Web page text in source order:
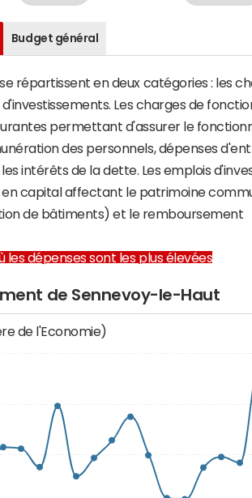
Budget général
répartissent en deux catégories : les
Les charges de
permettant d'assurer le
des personnels, dépenses
intérêts de la dette. Les emplois
capital affectant le patrimoine
de bâtiments) et le remboursement
les dépenses sont les plus élevées
de Sennevoy-le-Haut
de l'Economie)